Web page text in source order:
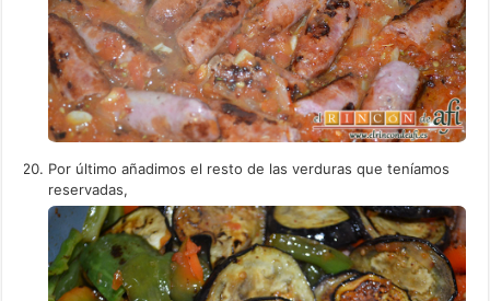
Por último añadimos el resto de las verduras que teníamos
reservadas,